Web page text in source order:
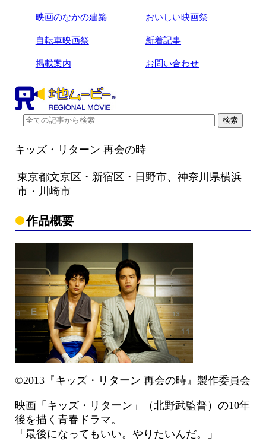
映画のなかの建築 おいしい映画祭
自転車映画祭 新着記事
掲載案内 お問い合わせ
キッズ・リターン 再会の時
東京都文京区・新宿区・日野市、神奈川県横浜
市・川崎市
作品概要
©2013『キッズ・リターン 再会の時』製作委員会
映画「キッズ・リターン」（北野武監督）の10年
後を描く青春ドラマ。
「最後になってもいい。やりたいんだ。」